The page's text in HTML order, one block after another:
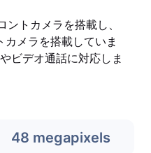
トカメラを搭載し、
メラを搭載していま
ビデオ通話に対応しま
48 megapixels